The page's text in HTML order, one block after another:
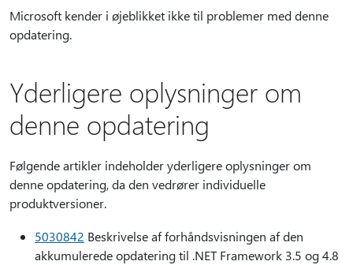
Microsoft kender i øjeblikket ikke til problemer med denne
opdatering.
Yderligere oplysninger om
denne opdatering
Følgende artikler indeholder yderligere oplysninger om
denne opdatering, da den vedrører individuelle
produktversioner.
5030842 Beskrivelse af forhåndsvisningen af den
akkumulerede opdatering til .NET Framework 3.5 og 4.8